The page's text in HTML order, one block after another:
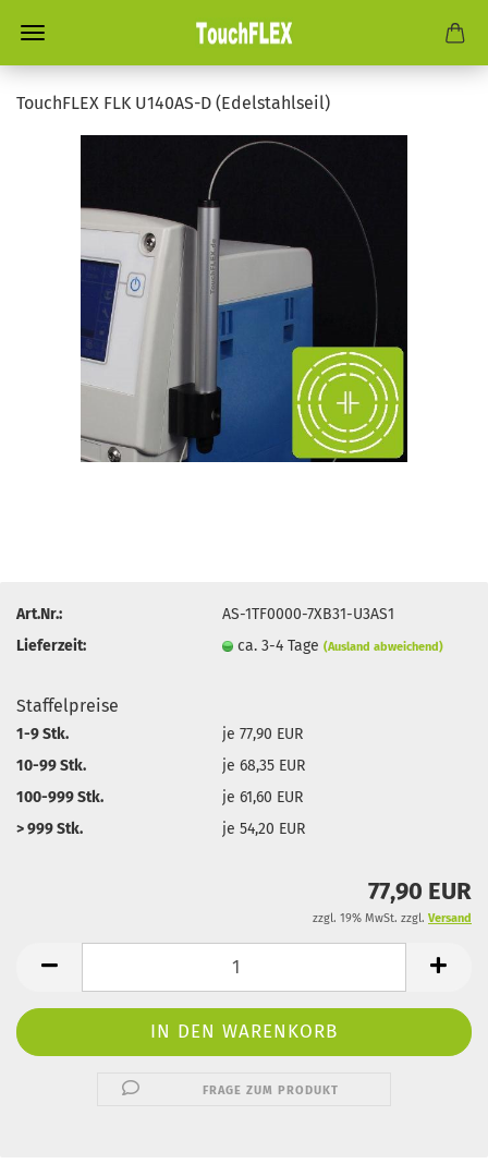
TouchFLEX FLK U140AS-D (Edelstahlseil)
Art.Nr.:
AS-1TF0000-7XB31-U3AS1
Lieferzeit:
ca. 3-4 Tage(Ausland abweichend)
Staffelpreise
1-9 Stk.
je 77,90 EUR
10-99 Stk.
je 68,35 EUR
100-999 Stk.
je 61,60 EUR
> 999 Stk.
je 54,20 EUR
77,90 EUR
zzgl. 19% MwSt. zzgl. Versand
FRAGE ZUM PRODUKT